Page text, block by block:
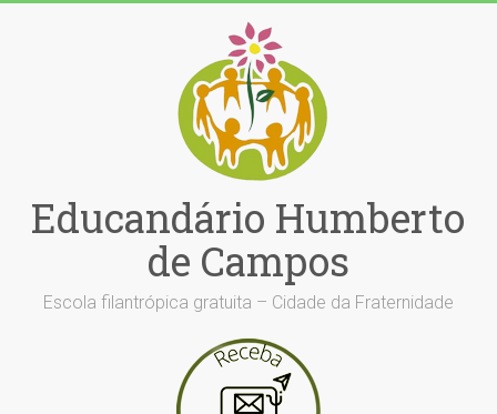
Educandário Humberto
de Campos
Escola filantrópica gratuita – Cidade da Fraternidade